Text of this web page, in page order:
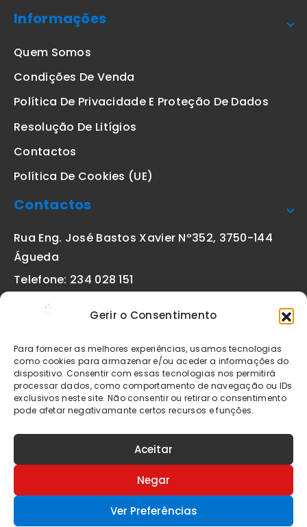
Gerir o Consentimento
Para fornecer as melhores experiências, usamos tecnologias
como cookies para armazenar e/ou aceder a informações do
dispositivo. Consentir com essas tecnologias nos permitirá
processar dados, como comportamento de navegação ou IDs
exclusivos neste site. Não consentir ou retirar o consentimento
pode afetar negativamante certos recursos e funções.
Aceitar
Negar
Ver Preferências
Informações
Quem Somos
Condições De Venda
Política De Privacidade E Proteção De Dados
Resolução De Litígios
Contactos
Política De Cookies (UE)
Contactos
Rua Eng. José Bastos Xavier Nº352, 3750-144
Águeda
Telefone: 234 028 151
geral@etiquetas-online.pt
Os preços indicados incluem IVA à taxa legal em vigor. Todos
os artigos apresentados no site encontram-se sujeitos à
disponibilidade de stock após confirmação da encomenda. As
apresentação do produto por favor contacte-nos.
reservados